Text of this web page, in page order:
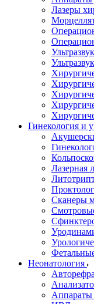
Лазеры
Гинекология и
Лазерная
Сканеры
Неонатология
Аппараты